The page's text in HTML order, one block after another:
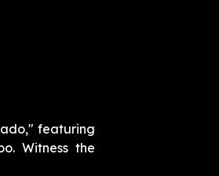
featuring
Witness the